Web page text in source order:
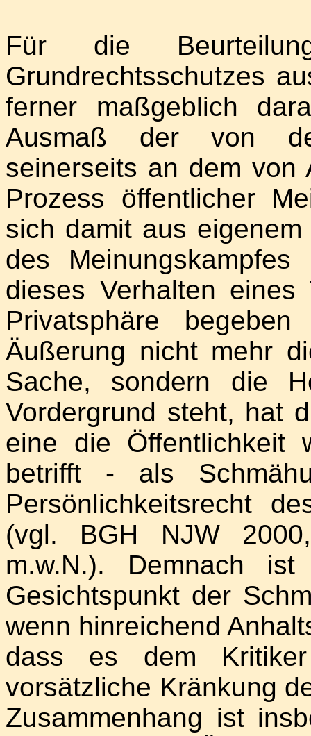
Für die
Grundrechtsschutzes
ferner maßgeblich
Ausmaß der von
seinerseits an dem von
Prozess öffentlicher
sich damit aus
des
dieses Verhalten eines
Privatsphäre
Äußerung nicht mehr
Sache, sondern die
Vordergrund steht, hat
eine die Öffentlichkeit
betrifft - als
Persönlichkeitsrecht
(vgl. BGH NJW
m.w.N.). Demnach
Gesichtspunkt der
wenn hinreichend
dass es dem
vorsätzliche Kränkung
Zusammenhang ist